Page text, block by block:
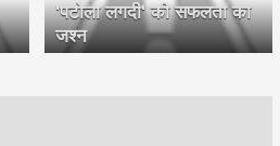
'पटोला लगदी' की सफलता का
जश्न